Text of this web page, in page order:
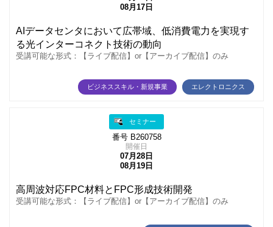
08月17日
AIデータセンタにおいて広帯域、低消費電力を実現す
る光インターコネクト技術の動向
受講可能な形式：【ライブ配信】or【アーカイブ配信】のみ
ビジネススキル・新規事業 エレクトロニクス
セミナー
番号 B260758
開催日
07月28日
08月19日
高周波対応FPC材料とFPC形成技術開発
受講可能な形式：【ライブ配信】or【アーカイブ配信】のみ